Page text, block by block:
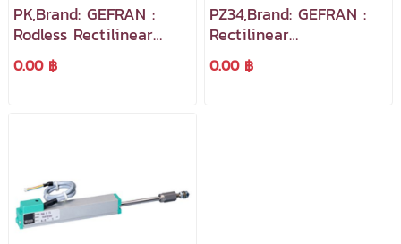
PK,Brand: GEFRAN :
Rodless Rectilinear
Displacement
Transducer เป็น
0.00 ฿
PZ34,Brand: GEFRAN :
Rectilinear
Displacement
Transducer With
0.00 ฿